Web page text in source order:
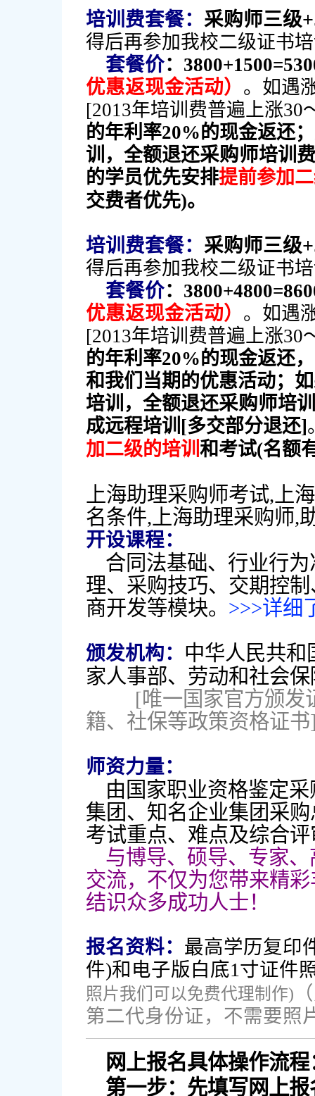
培训费套餐： 采购师三级
得后再参加我校二级证书
套餐价：
优惠返现金活动） 。如遇
[2013年培训费普遍上涨30
的年利率20%的现金返还
训，全额退还采购师培训
的学员优先安排提前参加
交费者优先)。
培训费套餐： 采购师三级
得后再参加我校二级证书
套餐价：
优惠返现金活动） 。如遇
[2013年培训费普遍上涨30
的年利率20%的现金返还
和我们当期的优惠活动；
培训，全额退还采购师培
成远程培训[多交部分退还]
加二级的培训 和考试(名额
上海助理采购师考试,上
名条件,上海助理采购师,
开设课程：
合同法基础、行业行为
理、采购技巧、交期控
商开发等模块。 >>>详细
颁发机构： 中华人民共和
家人事部、劳动和社会
[唯一国家官方颁发
籍、社保等政策资格证
师资力量：
由国家职业资格鉴定采
集团、知名企业集团采
考试重点、难点及综合
与博导、硕导、专家
交流，不仅为您带来精
结识众多成功人士！
报名资料： 最高学历复印
件)和电子版白底1寸证件
照片我们可以免费代理制作)
第二代身份证，不需要照
网上报名具体操作流程
第一步：先填写网上报